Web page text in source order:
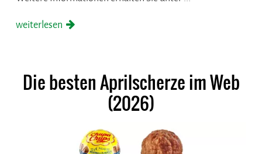
weiterlesen
Die besten Aprilscherze im Web
(2026)